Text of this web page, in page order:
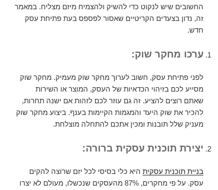
החשובים שיש לנקוט כדי להשיק ולהצמיח מיזם מצליח. במאמר
זה, נדון בצעדים הקריטיים שאסור לפספס בעת פתיחת עסק
חדש.
ערכו מחקר שוק:
לפני פתיחת עסק, חשוב לערוך מחקר שוק מעמיק. מחקר שוק
מסייע לכם בזיהוי הכדאיות של העסק, המוצר או השירות
שאתם רוצים להציע. זה גם עוזר לכם לזהות אם ישנה תחרות,
להכיר את שוק היעד והמגמות הקיימות בענף. ביצוע מחקר שוק
מעניק שלל תובנות ומכין אתכם להתחלה מוצלחת.
יצירת תוכנית עסקית ברורה:
בניית תוכנית עסקית היא כלי בסיסי לכל יזם שרוצה להקים
עסק. על פי מחקרים, 87% מהעסקים שנכשלו, מעולם לא יצרו